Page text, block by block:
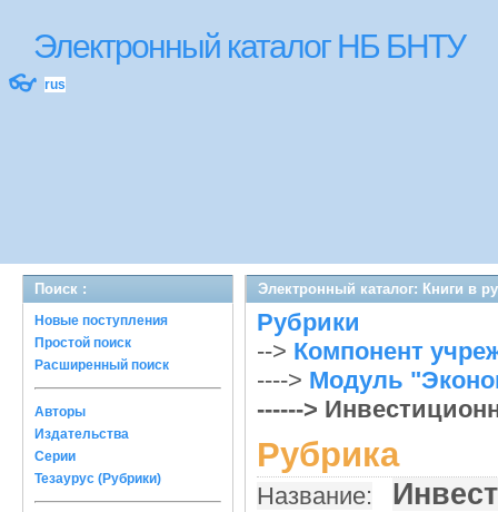
Электронный каталог НБ БНТУ
👓 rus
Поиск :
Новые поступления
Простой поиск
Расширенный поиск
Авторы
Издательства
Серии
Тезаурус (Рубрики)
Электронный каталог: Книги в
Рубрики
--> Компонент
----> Модуль
------>
Рубрика
Название: